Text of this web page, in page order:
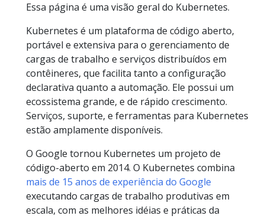
Essa página é uma visão geral do Kubernetes.
Kubernetes é um plataforma de código aberto,
portável e extensiva para o gerenciamento de
cargas de trabalho e serviços distribuídos em
contêineres, que facilita tanto a configuração
declarativa quanto a automação. Ele possui um
ecossistema grande, e de rápido crescimento.
Serviços, suporte, e ferramentas para Kubernetes
estão amplamente disponíveis.
O Google tornou Kubernetes um projeto de
código-aberto em 2014. O Kubernetes combina
mais de 15 anos de experiência do Google
executando cargas de trabalho produtivas em
escala, com as melhores idéias e práticas da